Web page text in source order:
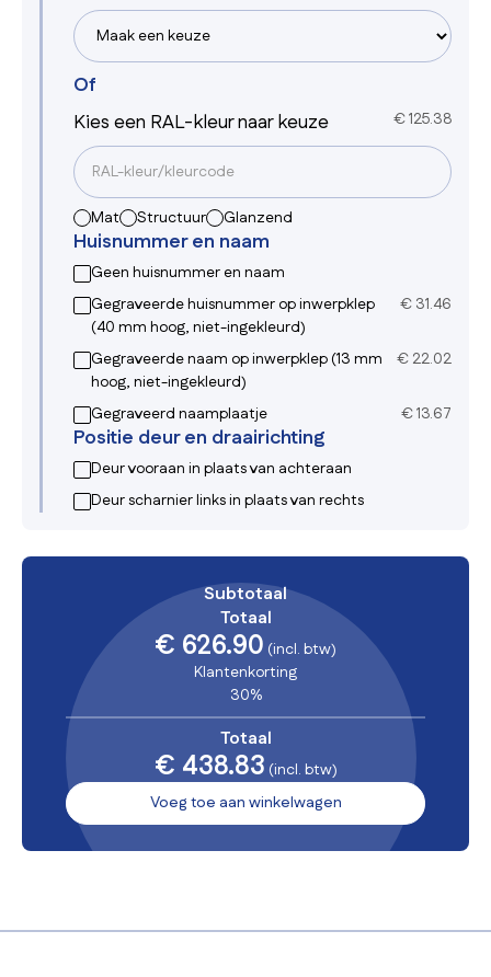
Of
Kies een RAL-kleur naar keuze
€125.38
Mat Structuur Glanzend
Huisnummer en naam
Geen huisnummer en naam
Gegraveerde huisnummer op inwerpklep
(40 mm hoog, niet-ingekleurd)
€ 31.46
Gegraveerde naam op inwerpklep (13 mm
hoog, niet-ingekleurd)
€ 22.02
Gegraveerd naamplaatje €13.67
Positie deur en draairichting
Deur vooraan in plaats van achteraan
Deur scharnier links in plaats van rechts
Subtotaal
Totaal
€ 626.90 (incl. btw)
Klantenkorting
30%
Totaal
€ 438.83 (incl. btw)
Voeg toe aan winkelwagen